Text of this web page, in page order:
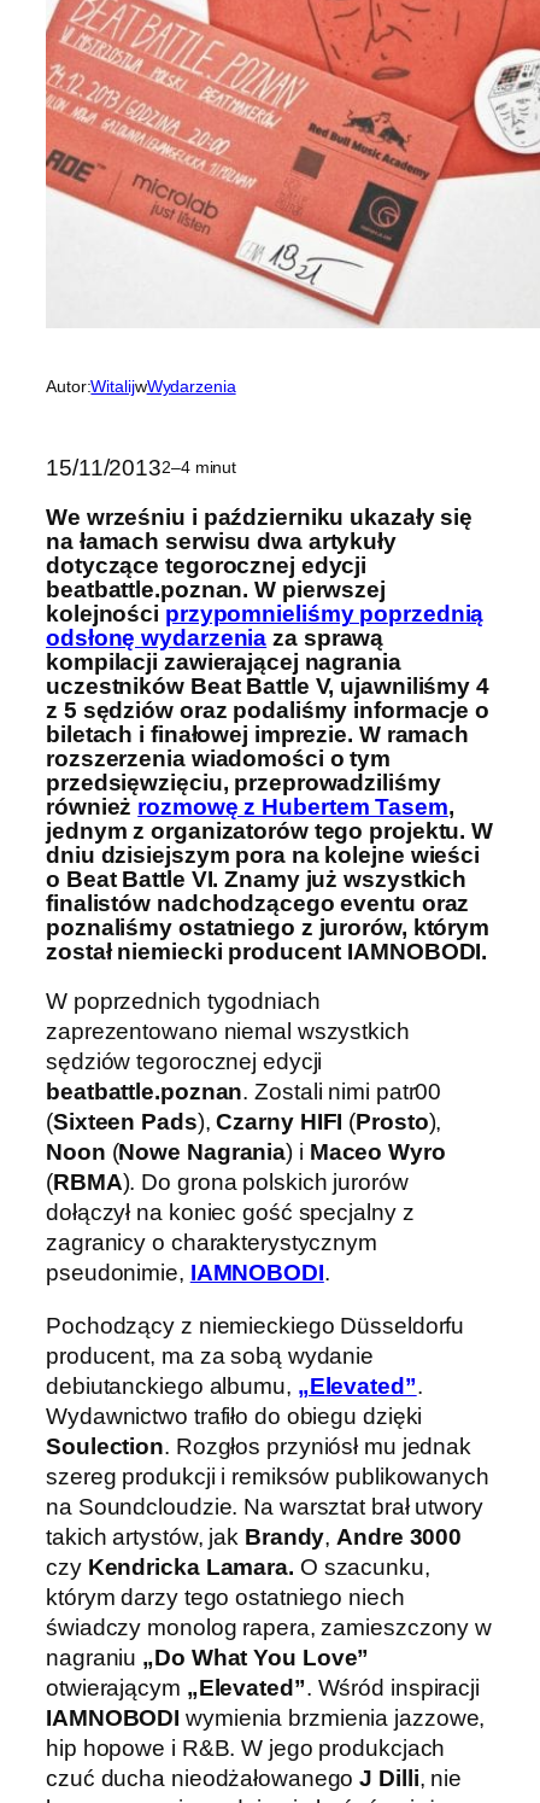
Autor:WitalijwWydarzenia
15/11/20132–4 minut
We wrześniu i październiku ukazały się
na łamach serwisu dwa artykuły
dotyczące tegorocznej edycji
beatbattle.poznan. W pierwszej
kolejności przypomnieliśmy poprzednią
odsłonę wydarzenia za sprawą
kompilacji zawierającej nagrania
uczestników Beat Battle V, ujawniliśmy 4
z 5 sędziów oraz podaliśmy informacje o
biletach i finałowej imprezie. W ramach
rozszerzenia wiadomości o tym
przedsięwzięciu, przeprowadziliśmy
również rozmowę z Hubertem Tasem,
jednym z organizatorów tego projektu. W
dniu dzisiejszym pora na kolejne wieści
o Beat Battle VI. Znamy już wszystkich
finalistów nadchodzącego eventu oraz
poznaliśmy ostatniego z jurorów, którym
został niemiecki producent IAMNOBODI.
W poprzednich tygodniach
zaprezentowano niemal wszystkich
sędziów tegorocznej edycji
beatbattle.poznan. Zostali nimi patr00
(Sixteen Pads),Czarny HIFI (Prosto),
Noon (Nowe Nagrania) i Maceo Wyro
(RBMA). Do grona polskich jurorów
dołączył na koniec gość specjalny z
zagranicy o charakterystycznym
pseudonimie, IAMNOBODI.
Pochodzący z niemieckiego Düsseldorfu
producent, ma za sobą wydanie
debiutanckiego albumu, „Elevated”.
Wydawnictwo trafiło do obiegu dzięki
Soulection. Rozgłos przyniósł mu jednak
szereg produkcji i remiksów publikowanych
na Soundcloudzie. Na warsztat brał utwory
takich artystów, jak Brandy, Andre 3000
czy Kendricka Lamara. O szacunku,
którym darzy tego ostatniego niech
świadczy monolog rapera, zamieszczony w
nagraniu „Do What You Love”
otwierającym „Elevated”. Wśród inspiracji
IAMNOBODI wymienia brzmienia jazzowe,
hip hopowe i R&B. W jego produkcjach
czuć ducha nieodżałowanegoJ Dilli, nie